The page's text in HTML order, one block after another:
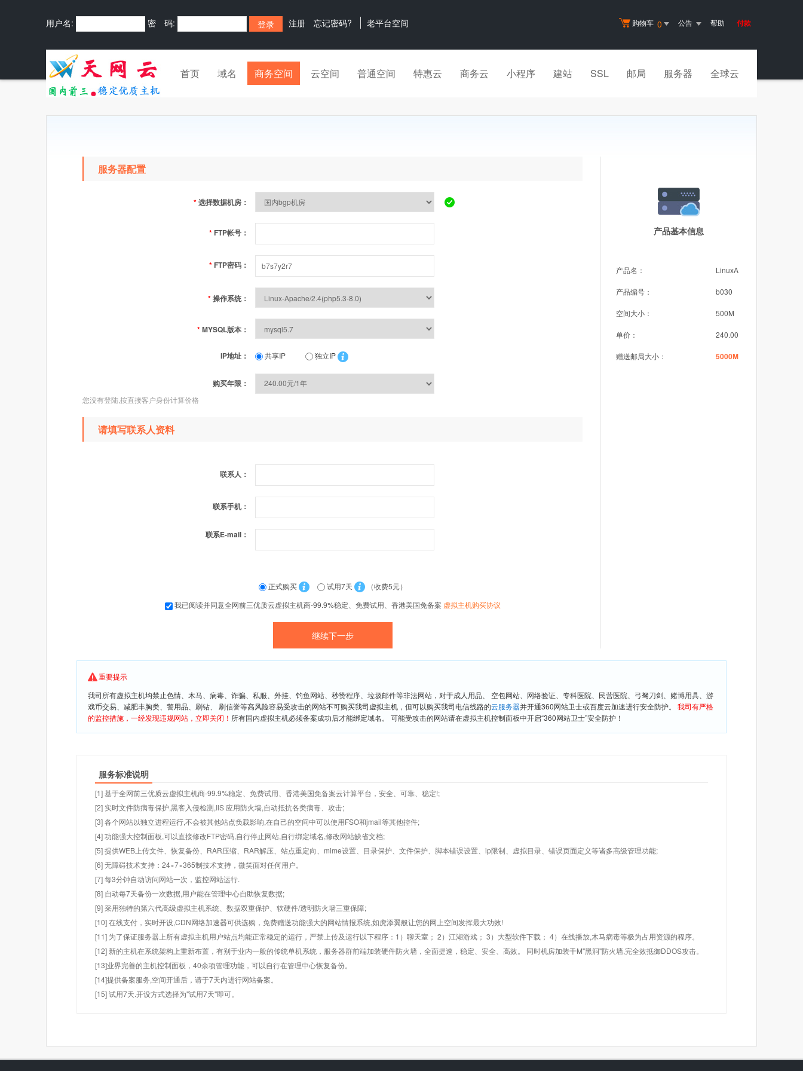
购物车 0 公告 帮助 付款
用户名: 密 码: 注册 忘记密码? 老平台空间
首页 域名 商务空间 云空间 普通空间 特惠云 商务云 小程序 建站 SSL 邮局 服务器 全球云
产品基本信息
产品名： LinuxA
产品编号： b030
空间大小： 500M
单价： 240.00
赠送邮局大小： 5000M
服务器配置
*选择数据机房：
* FTP帐号：
* FTP密码：
*操作系统：
*MYSQL版本：
IP地址： 共享IP 独立IP
购买年限：
您没有登陆,按直接客户身份计算价格
请填写联系人资料
联系人：
联系手机：
联系E-mail：
正式购买 试用7天
（收费5元）
我已阅读并同意全网前三优质云虚拟主机商-99.9%稳定、免费试用、香港美国免备案 虚拟主机购买协议
重要提示
我司所有虚拟主机均禁止色情、木马、病毒、诈骗、私服、外挂、钓鱼网站、秒赞程序、垃圾邮件等非法网站，对于成人用品、 空包网站、网络验证、专科医院、民营医院、弓驽刀剑、赌博用具、游
戏币交易、减肥丰胸类、警用品、刷钻、 刷信誉等高风险容易受攻击的网站不可购买我司虚拟主机，但可以购买我司电信线路的云服务器并开通360网站卫士或百度云加速进行安全防护。 我司有严格
的监控措施，一经发现违规网站，立即关闭！ 所有国内虚拟主机必须备案成功后才能绑定域名。 可能受攻击的网站请在虚拟主机控制面板中开启“360网站卫士”安全防护！
服务标准说明
[1] 基于全网前三优质云虚拟主机商-99.9%稳定、免费试用、香港美国免备案云计算平台，安全、可靠、稳定!;
[2] 实时文件防病毒保护,黑客入侵检测,IIS 应用防火墙,自动抵抗各类病毒、攻击;
[3] 各个网站以独立进程运行,不会被其他站点负载影响,在自己的空间中可以使用FSO和jmail等其他控件;
[4] 功能强大控制面板,可以直接修改FTP密码,自行停止网站,自行绑定域名,修改网站缺省文档;
[5] 提供WEB上传文件、恢复备份、RAR压缩、RAR解压、站点重定向、mime设置、目录保护、文件保护、脚本错误设置、ip限制、虚拟目录、错误页面定义等诸多高级管理功能;
[6] 无障碍技术支持：24×7×365制技术支持，微笑面对任何用户。
[7] 每3分钟自动访问网站一次，监控网站运行.
[8] 自动每7天备份一次数据,用户能在管理中心自助恢复数据;
[9] 采用独特的第六代高级虚拟主机系统、数据双重保护、软硬件/透明防火墙三重保障;
[10] 在线支付，实时开设,CDN网络加速器可供选购，免费赠送功能强大的网站情报系统,如虎添翼般让您的网上空间发挥最大功效!
[11] 为了保证服务器上所有虚拟主机用户站点均能正常稳定的运行，严禁上传及运行以下程序：1）聊天室； 2）江湖游戏； 3）大型软件下载； 4）在线播放,木马病毒等极为占用资源的程序。
[12] 新的主机在系统架构上重新布置，有别于业内一般的传统单机系统，服务器群前端加装硬件防火墙，全面提速，稳定、安全、高效。 同时机房加装千M"黑洞"防火墙,完全效抵御DDOS攻击。
[13]业界完善的主机控制面板，40余项管理功能，可以自行在管理中心恢复备份。
[14]提供备案服务,空间开通后，请于7天内进行网站备案。
[15] 试用7天.开设方式选择为"试用7天"即可。